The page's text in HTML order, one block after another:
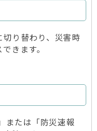
り替わり、災害時
きます。
または「防災速報